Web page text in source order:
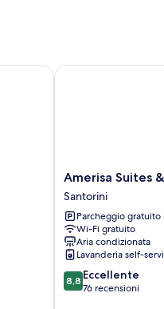
Amerisa
Suites
&
Villa
Santorini
Amerisa Suites
Santorini
Parcheggio gratuito
Wi-Fi gratuito
Aria condizionata
Lavanderia self-
8.8
su
8,8 Eccellente
76 recensioni
Amerisa Suites &